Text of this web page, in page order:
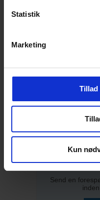
Statistik
Marketing
Tillad
Kun
Send en